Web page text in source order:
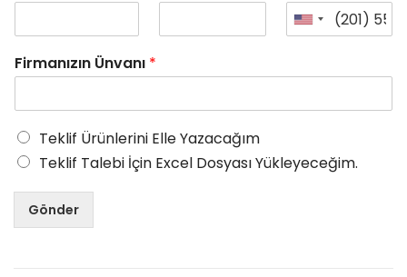
Firmanızın Ünvanı *
Teklif Ürünlerini Elle Yazacağım
Teklif Talebi İçin Excel Dosyası Yükleyeceğim.
Gönder